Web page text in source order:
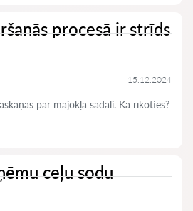
procesā ir strīds
15.12.2024
par mājokļa sadali. Kā rīkoties?
ceļu sodu